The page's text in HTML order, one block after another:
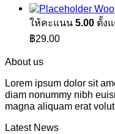
ให้คะแนน 5.00 ตั้ง
฿29.00
About us
Lorem ipsum dolor sit
diam nonummy nibh
magna aliquam erat
Latest News